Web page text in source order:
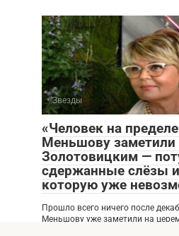
Звезды
«Человек на
Меньшову заметили
Золотовицким —
сдержанные слёзы
которую уже
Прошло всего ничего после
Меньшову уже заметили на